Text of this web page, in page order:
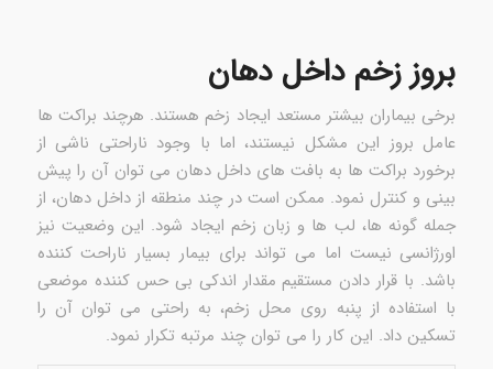
بروز زخم داخل دهان
برخی بیماران بیشتر مستعد ایجاد زخم هستند. هرچند براکت ها
عامل بروز این مشکل نیستند، اما با وجود ناراحتی ناشی از
برخورد براکت ها به بافت های داخل دهان می توان آن را پیش
بینی و کنترل نمود. ممکن است در چند منطقه از داخل دهان، از
جمله گونه ها، لب ها و زبان زخم ایجاد شود. این وضعیت نیز
اورژانسی نیست اما می تواند برای بیمار بسیار ناراحت کننده
باشد. با قرار دادن مستقیم مقدار اندکی بی حس کننده موضعی
با استفاده از پنبه روی محل زخم، به راحتی می توان آن را
تسکین داد. این کار را می توان چند مرتبه تکرار نمود.